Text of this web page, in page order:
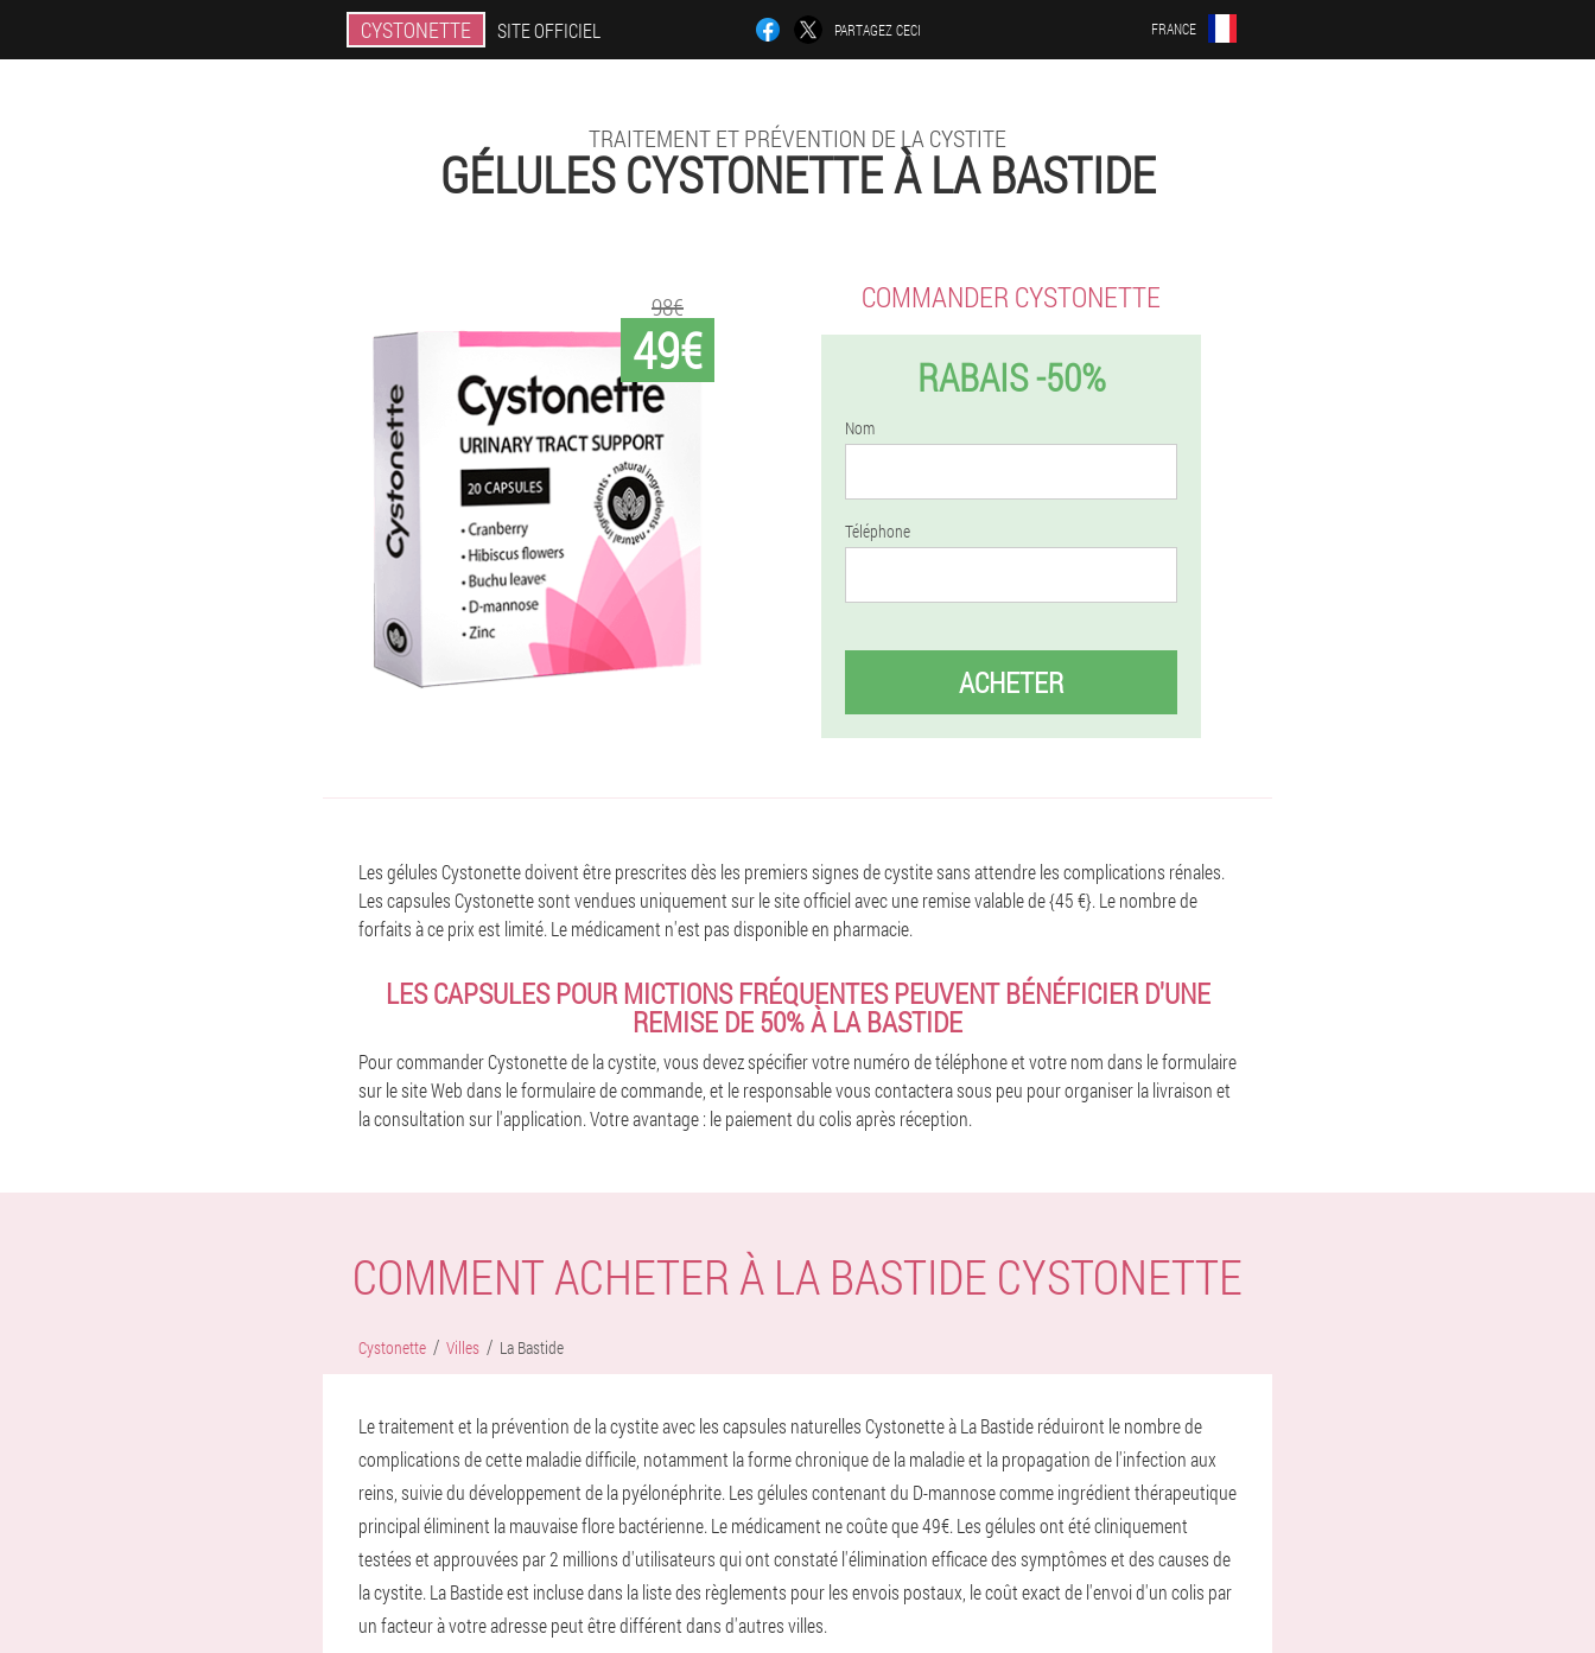
CYSTONETTE SITE OFFICIEL PARTAGEZ CECI FRANCE
TRAITEMENT ET PRÉVENTION DE LA CYSTITE
GÉLULES CYSTONETTE À LA BASTIDE
49€
98€ COMMANDER CYSTONETTE
RABAIS -50%
Nom
Téléphone
ACHETER
Les gélules Cystonette doivent être prescrites dès les premiers signes de cystite sans attendre les complications rénales.
Les capsules Cystonette sont vendues uniquement sur le site officiel avec une remise valable de {45 €}. Le nombre de
forfaits à ce prix est limité. Le médicament n'est pas disponible en pharmacie.
LES CAPSULES POUR MICTIONS FRÉQUENTES PEUVENT BÉNÉFICIER D'UNE
REMISE DE 50% À LA BASTIDE
Pour commander Cystonette de la cystite, vous devez spécifier votre numéro de téléphone et votre nom dans le formulaire
sur le site Web dans le formulaire de commande, et le responsable vous contactera sous peu pour organiser la livraison et
la consultation sur l'application. Votre avantage : le paiement du colis après réception.
COMMENT ACHETER À LA BASTIDE CYSTONETTE
Cystonette Villes La Bastide
Le traitement et la prévention de la cystite avec les capsules naturelles Cystonette à La Bastide réduiront le nombre de
complications de cette maladie difficile, notamment la forme chronique de la maladie et la propagation de l'infection aux
reins, suivie du développement de la pyélonéphrite. Les gélules contenant du D-mannose comme ingrédient thérapeutique
principal éliminent la mauvaise flore bactérienne. Le médicament ne coûte que 49€. Les gélules ont été cliniquement
testées et approuvées par 2 millions d'utilisateurs qui ont constaté l'élimination efficace des symptômes et des causes de
la cystite. La Bastide est incluse dans la liste des règlements pour les envois postaux, le coût exact de l'envoi d'un colis par
un facteur à votre adresse peut être différent dans d'autres villes.